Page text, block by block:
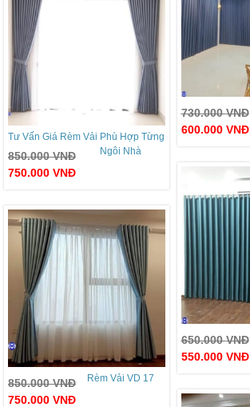
730.000VNĐ
600.000 VNĐ
Tư Vấn Giá Rèm Vải Phù Hợp Từng
Ngôi Nhà
850.000VNĐ
750.000 VNĐ
650.000VNĐ
550.000 VNĐ
Rèm Vải VD 17
850.000VNĐ
750.000 VNĐ